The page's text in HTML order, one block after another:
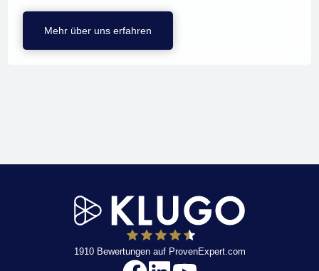
Mehr über uns erfahren
1910Bewertungen auf ProvenExpert.com